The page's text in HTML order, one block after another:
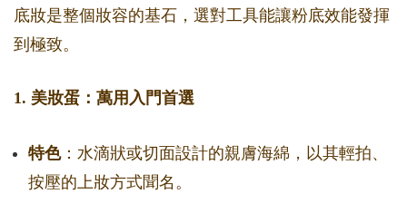
底妝是整個妝容的基石，選對工具能讓粉底效能發揮
到極致。
1. 美妝蛋：萬用入門首選
特色：水滴狀或切面設計的親膚海綿，以其輕拍、
按壓的上妝方式聞名。